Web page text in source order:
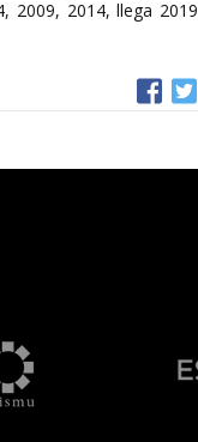
2009, 2014, llega